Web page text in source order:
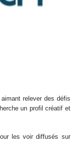
relever des défis
un profil créatif et
les voir diffusés sur